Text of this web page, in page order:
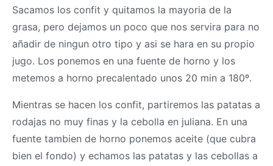
Sacamos los confit y quitamos la mayoria de la
grasa, pero dejamos un poco que nos servira para no
añadir de ningun otro tipo y asi se hara en su propio
jugo. Los ponemos en una fuente de horno y los
metemos a horno precalentado unos 20 min a 180º.
Mientras se hacen los confit, partiremos las patatas a
rodajas no muy finas y la cebolla en juliana. En una
fuente tambien de horno ponemos aceite (que cubra
bien el fondo) y echamos las patatas y las cebollas a